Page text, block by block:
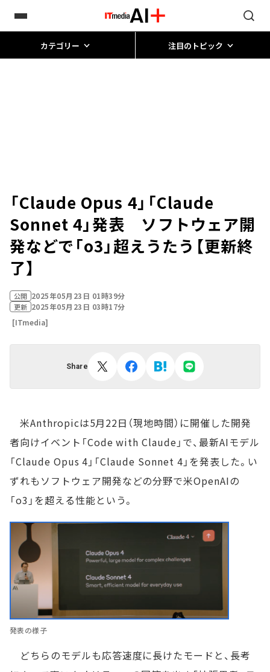
カテゴリー 注目のトピック
「Claude Opus 4」「Claude
Sonnet 4」発表 ソフトウェア開
発などで「o3」超えうたう【更新終
了】
公開 2025年05月23日 01時39分
更新 2025年05月23日 03時17分
[ITmedia]
Share
米Anthropicは5月22日（現地時間）に開催した開発
者向けイベント「Code with Claude」で、最新AIモデル
「Claude Opus 4」「Claude Sonnet 4」を発表した。い
ずれもソフトウェア開発などの分野で米OpenAIの
「o3」を超える性能という。
発表の様子
どちらのモデルも応答速度に長けたモードと、長考